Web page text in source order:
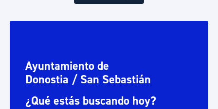
Ayuntamiento de
Donostia / San Sebastián
¿Qué estás buscando hoy?